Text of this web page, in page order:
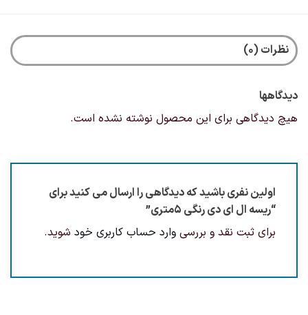
نظرات (0)
دیدگاهها
هیچ دیدگاهی برای این محصول نوشته نشده است.
اولین نفری باشید که دیدگاهی را ارسال می کنید برای
“ریسه ال ای دی رنگی ۵متری”
برای ثبت نقد و بررسی وارد حساب کاربری خود شوید.